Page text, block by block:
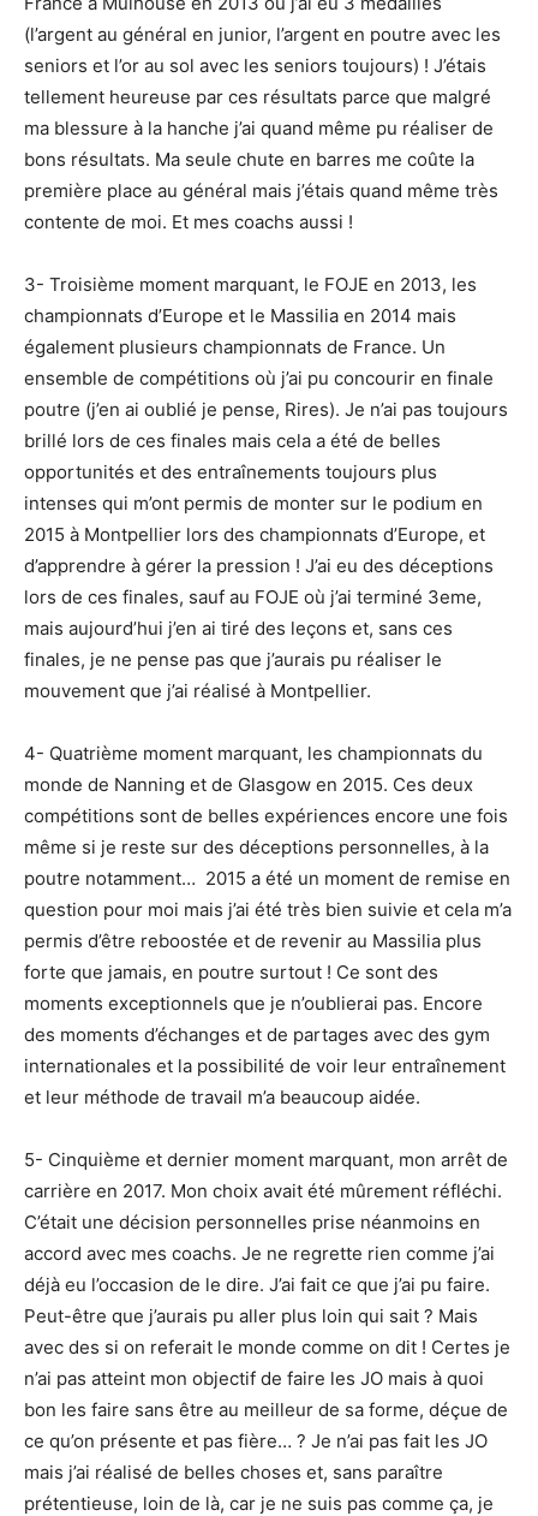
(l’argent au général en junior, l’argent en poutre avec les
seniors et l’or au sol avec les seniors toujours) ! J’étais
tellement heureuse par ces résultats parce que malgré
ma blessure à la hanche j’ai quand même pu réaliser de
bons résultats. Ma seule chute en barres me coûte la
première place au général mais j’étais quand même très
contente de moi. Et mes coachs aussi !
3- Troisième moment marquant, le FOJE en 2013, les
championnats d’Europe et le Massilia en 2014 mais
également plusieurs championnats de France. Un
ensemble de compétitions où j’ai pu concourir en finale
poutre (j’en ai oublié je pense, Rires). Je n’ai pas toujours
brillé lors de ces finales mais cela a été de belles
opportunités et des entraînements toujours plus
intenses qui m’ont permis de monter sur le podium en
2015 à Montpellier lors des championnats d’Europe, et
d’apprendre à gérer la pression ! J’ai eu des déceptions
lors de ces finales, sauf au FOJE où j’ai terminé 3eme,
mais aujourd’hui j’en ai tiré des leçons et, sans ces
finales, je ne pense pas que j’aurais pu réaliser le
mouvement que j’ai réalisé à Montpellier.
4- Quatrième moment marquant, les championnats du
monde de Nanning et de Glasgow en 2015. Ces deux
compétitions sont de belles expériences encore une fois
même si je reste sur des déceptions personnelles, à la
poutre notamment… 2015 a été un moment de remise en
question pour moi mais j’ai été très bien suivie et cela m’a
permis d’être reboostée et de revenir au Massilia plus
forte que jamais, en poutre surtout ! Ce sont des
moments exceptionnels que je n’oublierai pas. Encore
des moments d’échanges et de partages avec des gym
internationales et la possibilité de voir leur entraînement
et leur méthode de travail m’a beaucoup aidée.
5- Cinquième et dernier moment marquant, mon arrêt de
carrière en 2017. Mon choix avait été mûrement réfléchi.
C’était une décision personnelles prise néanmoins en
accord avec mes coachs. Je ne regrette rien comme j’ai
déjà eu l’occasion de le dire. J’ai fait ce que j’ai pu faire.
Peut-être que j’aurais pu aller plus loin qui sait ? Mais
avec des si on referait le monde comme on dit ! Certes je
n’ai pas atteint mon objectif de faire les JO mais à quoi
bon les faire sans être au meilleur de sa forme, déçue de
ce qu’on présente et pas fière… ? Je n’ai pas fait les JO
mais j’ai réalisé de belles choses et, sans paraître
prétentieuse, loin de là, car je ne suis pas comme ça, je